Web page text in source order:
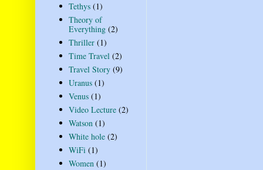
Tethys (1)
Theory of
Everything (2)
Thriller (1)
Time Travel (2)
Travel Story (9)
Uranus (1)
Venus (1)
Video Lecture (2)
Watson (1)
White hole (2)
WiFi (1)
Women (1)